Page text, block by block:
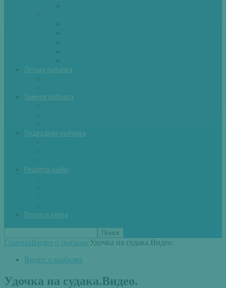
Летняя рыбалка
Зимняя рыбалка
Подводная рыбалка
Рецепты рыбы
Прогноз клева
ГлавнаяВидео о рыбалкеУдочка на судака.Видео.
Видео о рыбалке
Удочка на судака.Видео.